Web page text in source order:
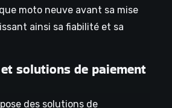
moto neuve avant sa mise
ainsi sa fiabilité et sa
solutions de paiement
des solutions de